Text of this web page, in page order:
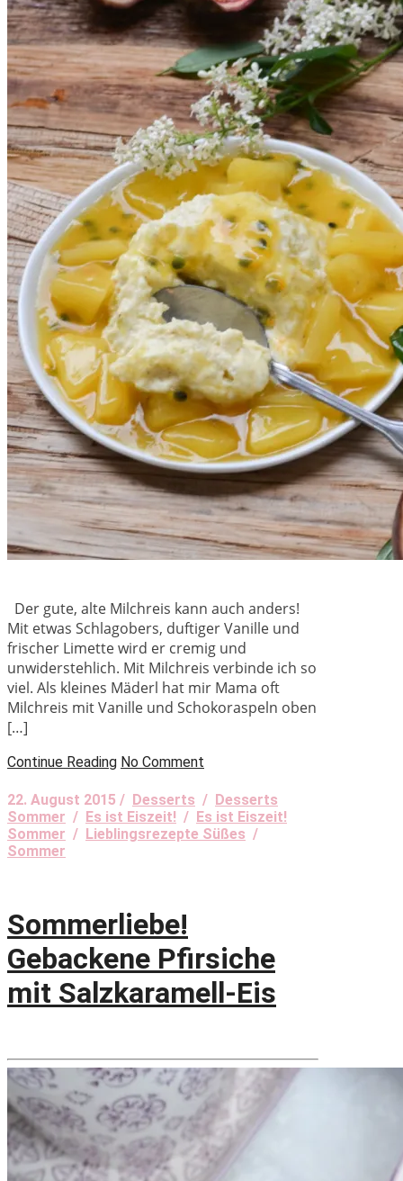
Der gute, alte Milchreis kann auch anders!
Mit etwas Schlagobers, duftiger Vanille und
frischer Limette wird er cremig und
unwiderstehlich. Mit Milchreis verbinde ich so
viel. Als kleines Mäderl hat mir Mama oft
Milchreis mit Vanille und Schokoraspeln oben
[…]
Continue Reading No Comment
22. August 2015 / Desserts / Desserts
Sommer / Es ist Eiszeit! / Es ist Eiszeit!
Sommer / Lieblingsrezepte Süßes /
Sommer
Sommerliebe!
Gebackene Pfirsiche
mit Salzkaramell-Eis